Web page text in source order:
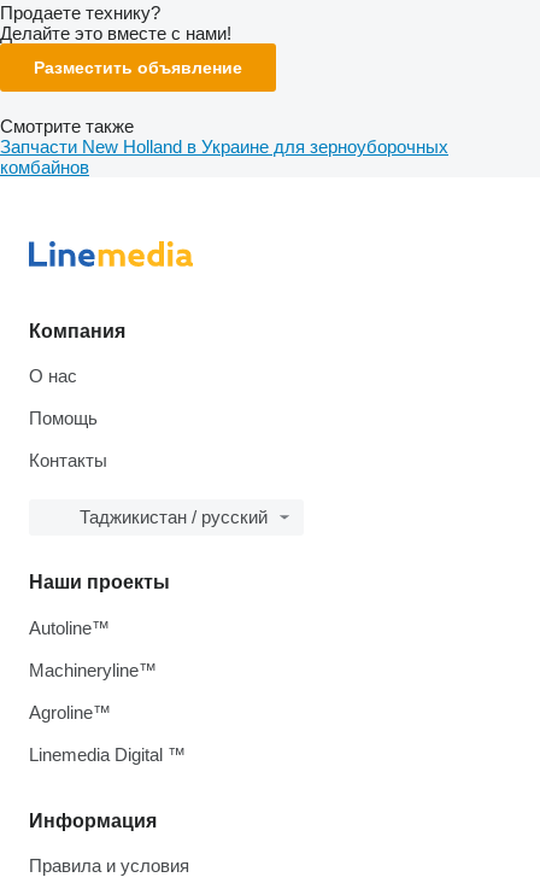
Продаете технику?
Делайте это вместе с нами!
Разместить объявление
Смотрите также
Запчасти New Holland в Украине для зерноуборочных
комбайнов
Компания
О нас
Помощь
Контакты
Таджикистан / русский
Информация
Правила и условия
Наши проекты
Autoline™
Machineryline™
Agroline™
Linemedia Digital ™